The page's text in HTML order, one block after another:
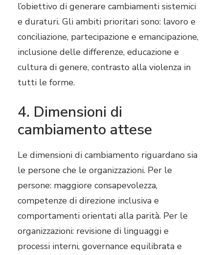
l’obiettivo di generare cambiamenti sistemici
e duraturi. Gli ambiti prioritari sono: lavoro e
conciliazione, partecipazione e emancipazione,
inclusione delle differenze, educazione e
cultura di genere, contrasto alla violenza in
tutti le forme.
4. Dimensioni di
cambiamento attese
Le dimensioni di cambiamento riguardano sia
le persone che le organizzazioni. Per le
persone: maggiore consapevolezza,
competenze di direzione inclusiva e
comportamenti orientati alla parità. Per le
organizzazioni: revisione di linguaggi e
processi interni, governance equilibrata e